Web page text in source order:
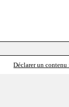
Déclarer un